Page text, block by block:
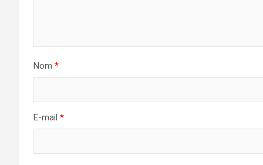
Nom *
E-mail *